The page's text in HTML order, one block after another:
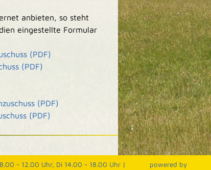
anbieten, so steht
eingestellte Formular
(PDF)
(PDF)
(PDF)
(PDF)
powered by
- 12.00 Uhr, Di 14.00 - 18.00 Uhr |